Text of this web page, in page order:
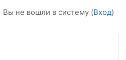
Вы не вошли в систему (Вход)